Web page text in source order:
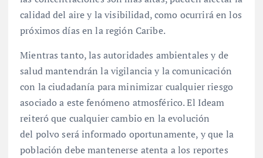
calidad del aire y la visibilidad, como ocurrirá en los
próximos días en la región Caribe.
Mientras tanto, las autoridades ambientales y de
salud mantendrán la vigilancia y la comunicación
con la ciudadanía para minimizar cualquier riesgo
asociado a este fenómeno atmosférico. El Ideam
reiteró que cualquier cambio en la evolución
del polvo será informado oportunamente, y que la
población debe mantenerse atenta a los reportes